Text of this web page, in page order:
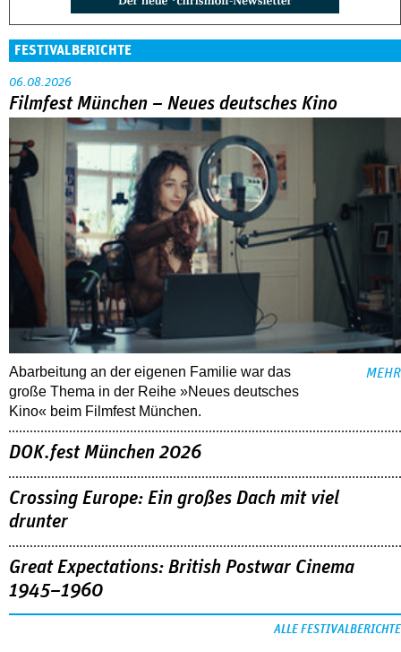
FESTIVALBERICHTE
06.08.2026
Filmfest München – Neues deutsches Kino
Abarbeitung an der eigenen Familie war das
große Thema in der Reihe »Neues deutsches
Kino« beim Filmfest München.
MEHR
DOK.fest München 2026
Crossing Europe: Ein großes Dach mit viel
drunter
Great Expectations: British Postwar Cinema
1945–1960
ALLE FESTIVALBERICHTE